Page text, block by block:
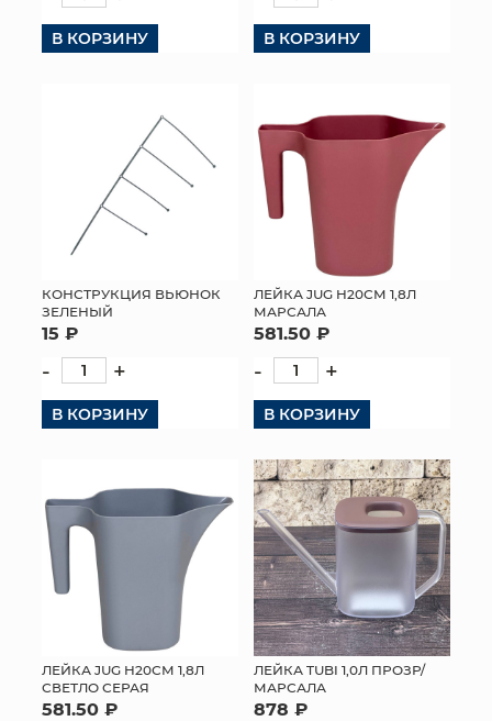
В КОРЗИНУ В КОРЗИНУ
КОНСТРУКЦИЯ ВЬЮНОК
ЗЕЛЕНЫЙ
15 ₽
- +
В КОРЗИНУ
ЛЕЙКА JUG H20СМ 1,8Л
МАРСАЛА
581.50 ₽
- +
В КОРЗИНУ
ЛЕЙКА JUG H20СМ 1,8Л
СВЕТЛО СЕРАЯ
581.50 ₽
ЛЕЙКА TUBI 1,0Л ПРОЗР/
МАРСАЛА
878 ₽